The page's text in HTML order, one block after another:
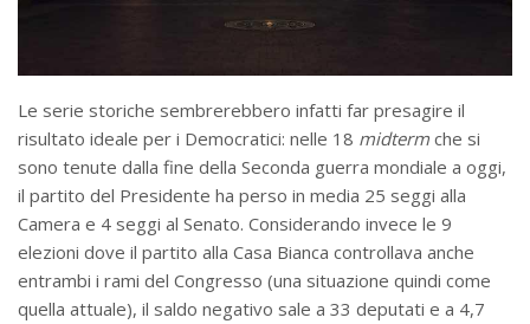
Le serie storiche sembrerebbero infatti far presagire il
risultato ideale per i Democratici: nelle 18 midterm che si
sono tenute dalla fine della Seconda guerra mondiale a oggi,
il partito del Presidente ha perso in media 25 seggi alla
Camera e 4 seggi al Senato. Considerando invece le 9
elezioni dove il partito alla Casa Bianca controllava anche
entrambi i rami del Congresso (una situazione quindi come
quella attuale), il saldo negativo sale a 33 deputati e a 4,7